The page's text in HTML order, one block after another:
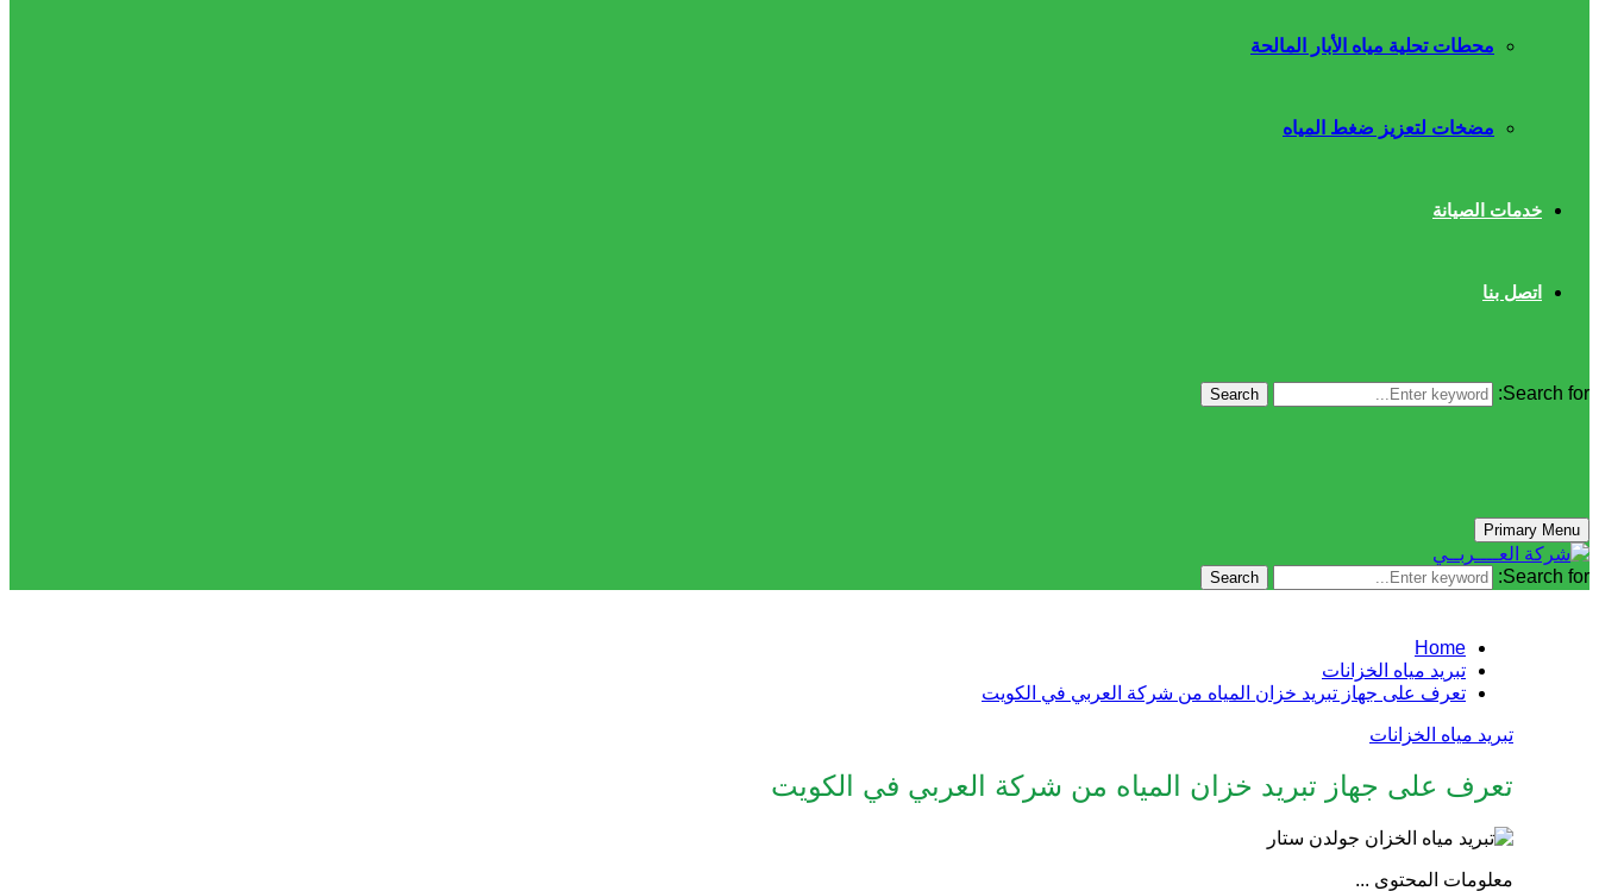
محطات تحلية مياه الأبار المالحة
مضخات لتعزيز ضغط المياه
خدمات الصيانة
اتصل بنا
Search for:
Search
Primary Menu
Search for:
Search
Home
تبريد مياه الخزانات
تعرف على جهاز تبريد خزان المياه من شركة العربي في الكويت
تبريد مياه الخزانات
تعرف على جهاز تبريد خزان المياه من شركة العربي في الكويت
معلومات المحتوى ...